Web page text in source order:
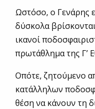
Ωστόσο, ο Γενάρης
δύσκολα
ικανοί
πρωτάθλημα της Γ’
Οπότε, ζητούμενο
κατάλληλων
θέση να κάνουν τη